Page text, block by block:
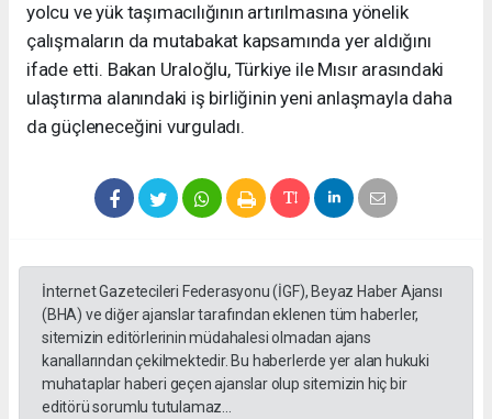
yolcu ve yük taşımacılığının artırılmasına yönelik
çalışmaların da mutabakat kapsamında yer aldığını
ifade etti. Bakan Uraloğlu, Türkiye ile Mısır arasındaki
ulaştırma alanındaki iş birliğinin yeni anlaşmayla daha
da güçleneceğini vurguladı.
İnternet Gazetecileri Federasyonu (İGF), Beyaz Haber Ajansı
(BHA) ve diğer ajanslar tarafından eklenen tüm haberler,
sitemizin editörlerinin müdahalesi olmadan ajans
kanallarından çekilmektedir. Bu haberlerde yer alan hukuki
muhataplar haberi geçen ajanslar olup sitemizin hiç bir
editörü sorumlu tutulamaz...